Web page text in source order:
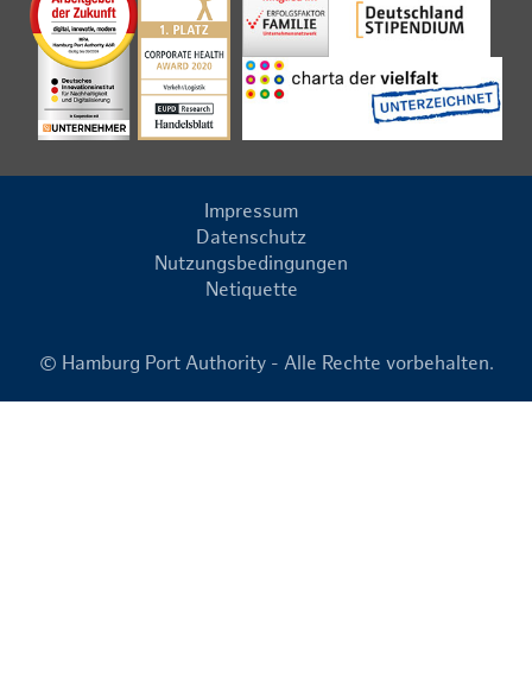
Impressum
Datenschutz
Nutzungsbedingungen
Netiquette
© Hamburg Port Authority - Alle Rechte vorbehalten.